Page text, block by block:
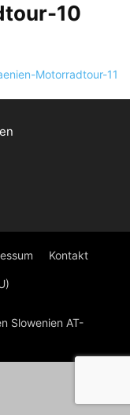
10
Kontakt
Slowenien AT-